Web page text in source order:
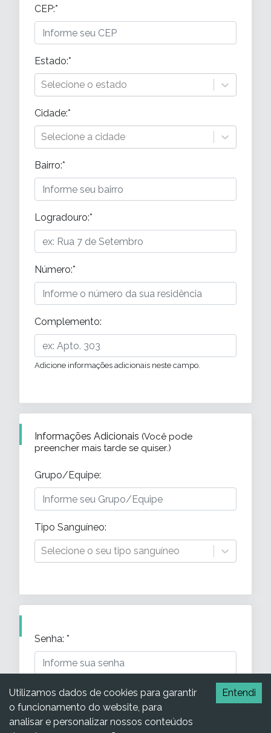
Utilizamos dados de cookies para garantir
o funcionamento do website, para
analisar e personalizar nossos conteúdos
Entendi
CEP:*
Estado:*
Selecione o estado
Cidade:*
Selecione a cidade
Bairro:*
Logradouro:*
Número:*
Complemento:
Adicione informações adicionais neste campo.
Informações Adicionais (Você pode
preencher mais tarde se quiser.)
Grupo/Equipe:
Tipo Sanguíneo:
Selecione o seu tipo sanguíneo
Senha: *
Confirmação de Senha: *